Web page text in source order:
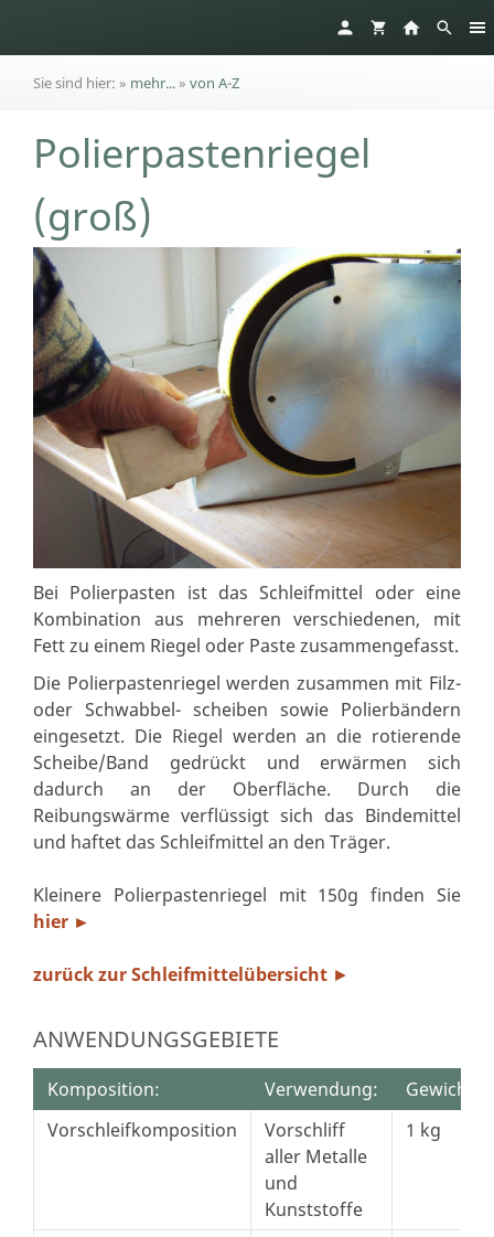
Sie sind hier: » mehr...» von A-Z
Polierpastenriegel
(groß)
Bei Polierpasten ist das Schleifmittel oder eine
Kombination aus mehreren verschiedenen, mit
Fett zu einem Riegel oder Paste zusammengefasst.
Die Polierpastenriegel werden zusammen mit Filz-
oder Schwabbel- scheiben sowie Polierbändern
eingesetzt. Die Riegel werden an die rotierende
Scheibe/Band gedrückt und erwärmen sich
dadurch an der Oberfläche. Durch die
Reibungswärme verflüssigt sich das Bindemittel
und haftet das Schleifmittel an den Träger.
Kleinere Polierpastenriegel mit 150g finden Sie
hier ►
zurück zur Schleifmittelübersicht ►
ANWENDUNGSGEBIETE
Komposition: Verwendung:
Gewicht:
Vorschleifkomposition
Vorschliff
aller Metalle
und
Kunststoffe
1 kg